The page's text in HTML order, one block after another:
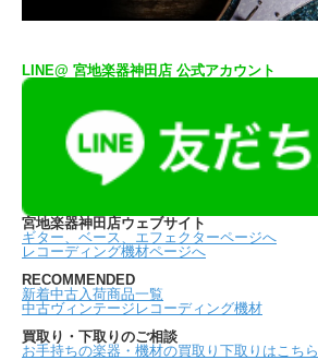
LINE@ 宮地楽器神田店 公式アカウント
宮地楽器神田店ウェブサイト
ギター、ベース、エフェクターページへ
レコーディング機材ページへ
RECOMMENDED
新着中古入荷商品一覧
中古ヴィンテージレコーディング機材
買取り・下取りのご相談
お手持ちの楽器・機材の買取り下取りはこちら